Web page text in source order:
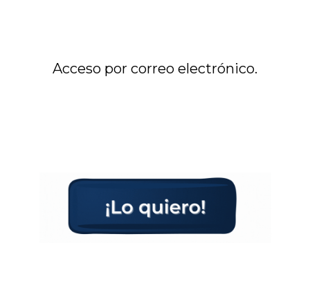
Acceso por correo electrónico.